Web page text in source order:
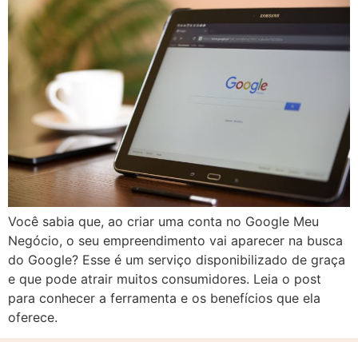
Você sabia que, ao criar uma conta no Google Meu
Negócio, o seu empreendimento vai aparecer na busca
do Google? Esse é um serviço disponibilizado de graça
e que pode atrair muitos consumidores. Leia o post
para conhecer a ferramenta e os benefícios que ela
oferece.